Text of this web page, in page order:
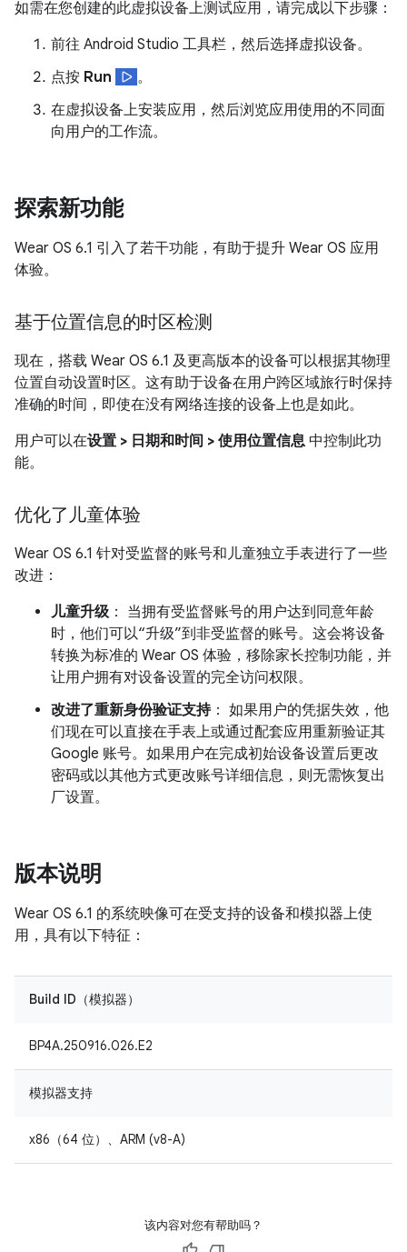
如需在您创建的此虚拟设备上测试应用，请完成以下步骤：
前往 Android Studio 工具栏，然后选择虚拟设备。
点按 Run
。
在虚拟设备上安装应用，然后浏览应用使用的不同面
向用户的工作流。
探索新功能
Wear OS 6.1 引入了若干功能，有助于提升 Wear OS 应用
体验。
基于位置信息的时区检测
现在，搭载 Wear OS 6.1 及更高版本的设备可以根据其物理
位置自动设置时区。这有助于设备在用户跨区域旅行时保持
准确的时间，即使在没有网络连接的设备上也是如此。
用户可以在设置 > 日期和时间 > 使用位置信息 中控制此功
能。
优化了儿童体验
Wear OS 6.1 针对受监督的账号和儿童独立手表进行了一些
改进：
儿童升级： 当拥有受监督账号的用户达到同意年龄
时，他们可以“升级”到非受监督的账号。这会将设备
转换为标准的 Wear OS 体验，移除家长控制功能，并
让用户拥有对设备设置的完全访问权限。
改进了重新身份验证支持： 如果用户的凭据失效，他
们现在可以直接在手表上或通过配套应用重新验证其
Google 账号。如果用户在完成初始设备设置后更改
密码或以其他方式更改账号详细信息，则无需恢复出
厂设置。
版本说明
Wear OS 6.1 的系统映像可在受支持的设备和模拟器上使
用，具有以下特征：
Build ID（模拟器）
BP4A.250916.026.E2
模拟器支持
x86（64 位）、ARM (v8-A)
该内容对您有帮助吗？